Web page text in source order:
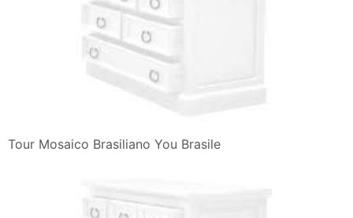
Tour Mosaico Brasiliano You Brasile